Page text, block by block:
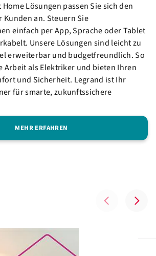
Lösungen passen Sie sich den
an. Steuern Sie
einfach per App, Sprache oder Tablet
Unsere Lösungen sind leicht zu
erweiterbar und budgetfreundlich. So
Arbeit als Elektriker und bieten Ihren
und Sicherheit. Legrand ist Ihr
für smarte, zukunftssichere
MEHR ERFAHREN